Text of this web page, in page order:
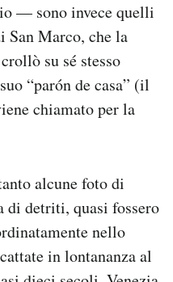
— sono invece quelli
San Marco, che la
su sé stesso
“parón de casa” (il
chiamato per la
alcune foto di
di detriti, quasi fossero
nello
in lontananza al